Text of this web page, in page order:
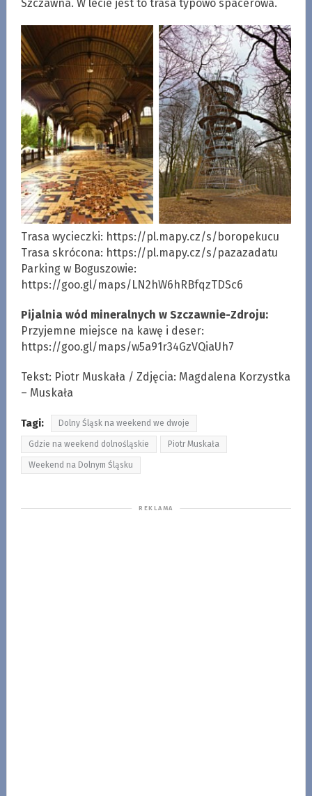
Szczawna. W lecie jest to trasa typowo spacerowa.
Trasa wycieczki: https://pl.mapy.cz/s/boropekucu
Trasa skrócona: https://pl.mapy.cz/s/pazazadatu
Parking w Boguszowie:
https://goo.gl/maps/LN2hW6hRBfqzTDSc6
Pijalnia wód mineralnych w Szczawnie-Zdroju:
Przyjemne miejsce na kawę i deser:
https://goo.gl/maps/w5a91r34GzVQiaUh7
Tekst: Piotr Muskała / Zdjęcia: Magdalena Korzystka
– Muskała
Tagi: Dolny Śląsk na weekend we dwoje
Gdzie na weekend dolnośląskie Piotr Muskała
Weekend na Dolnym Śląsku